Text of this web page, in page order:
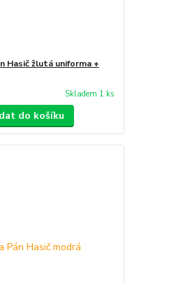
Hasič žlutá uniforma +
Skladem 1 ks
do košíku